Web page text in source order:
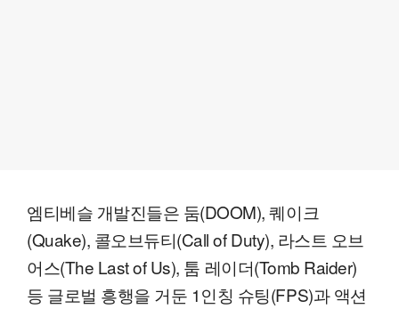
엠티베슬 개발진들은 둠(DOOM), 퀘이크
(Quake), 콜오브듀티(Call of Duty), 라스트 오브
어스(The Last of Us), 툼 레이더(Tomb Raider)
등 글로벌 흥행을 거둔 1인칭 슈팅(FPS)과 액션